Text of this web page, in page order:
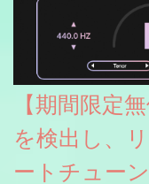
【期間限定
を検出し、
ートチュー